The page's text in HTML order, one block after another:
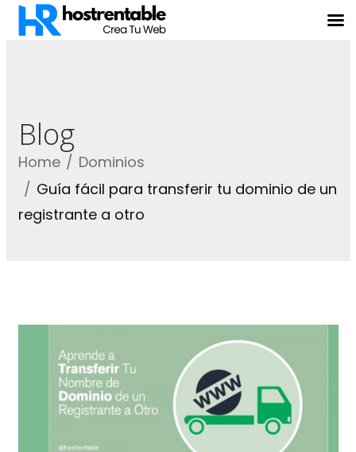
Blog
Home
Dominios
Guía fácil para transferir tu dominio de un
registrante a otro